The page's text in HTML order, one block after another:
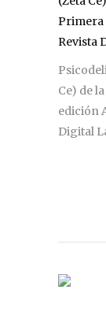
Ce) de
edición
Digital